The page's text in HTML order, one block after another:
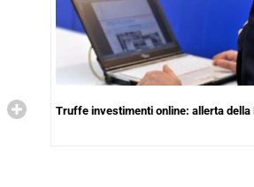
Truffe investimenti online: allerta della